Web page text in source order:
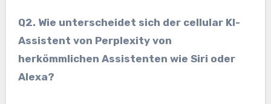
Q2. Wie unterscheidet sich der cellular KI-
Assistent von Perplexity von
herkömmlichen Assistenten wie Siri oder
Alexa?